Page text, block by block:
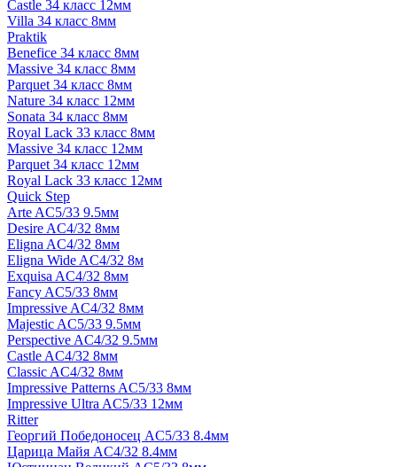
Castle 34 класс 12мм
Villa 34 класс 8мм
Praktik
Benefice 34 класс 8мм
Massive 34 класс 8мм
Parquet 34 класс 8мм
Nature 34 класс 12мм
Sonata 34 класс 8мм
Royal Lack 33 класс 8мм
Massive 34 класс 12мм
Parquet 34 класс 12мм
Royal Lack 33 класс 12мм
Quick Step
Arte AC5/33 9.5мм
Desire AC4/32 8мм
Eligna AC4/32 8мм
Eligna Wide AC4/32 8м
Exquisa AC4/32 8мм
Fancy AC5/33 8мм
Impressive AC4/32 8мм
Majestic AC5/33 9.5мм
Perspective AC4/32 9.5мм
Castle AC4/32 8мм
Classic AC4/32 8мм
Impressive Patterns AC5/33 8мм
Impressive Ultra AC5/33 12мм
Ritter
Георгий Победоносец AC5/33 8.4мм
Царица Майя AC4/32 8.4мм